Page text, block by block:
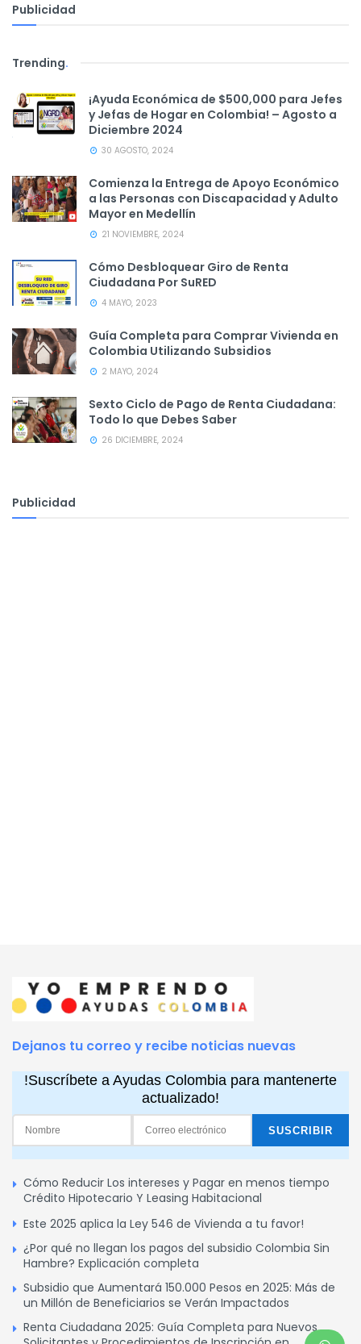
Publicidad
Trending.
¡Ayuda Económica de $500,000 para Jefes
y Jefas de Hogar en Colombia! – Agosto a
Diciembre 2024
30 AGOSTO, 2024
Comienza la Entrega de Apoyo Económico
a las Personas con Discapacidad y Adulto
Mayor en Medellín
21 NOVIEMBRE, 2024
Cómo Desbloquear Giro de Renta
Ciudadana Por SuRED
4 MAYO, 2023
Guía Completa para Comprar Vivienda en
Colombia Utilizando Subsidios
2 MAYO, 2024
Sexto Ciclo de Pago de Renta Ciudadana:
Todo lo que Debes Saber
26 DICIEMBRE, 2024
Publicidad
Dejanos tu correo y recibe noticias nuevas
!Suscríbete a Ayudas Colombia para mantenerte
actualizado!
Cómo Reducir Los intereses y Pagar en menos tiempo
Crédito Hipotecario Y Leasing Habitacional
Este 2025 aplica la Ley 546 de Vivienda a tu favor!
¿Por qué no llegan los pagos del subsidio Colombia Sin
Hambre? Explicación completa
Subsidio que Aumentará 150.000 Pesos en 2025: Más de
un Millón de Beneficiarios se Verán Impactados
Renta Ciudadana 2025: Guía Completa para Nuevos